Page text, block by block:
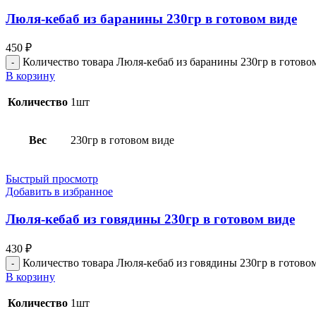
Люля-кебаб из баранины 230гр в готовом виде
450 ₽
Количество товара Люля-кебаб из баранины 230гр в
В корзину
Количество 1шт
Вес 230гр в готовом виде
Быстрый просмотр
Добавить в избранное
Люля-кебаб из говядины 230гр в готовом виде
430 ₽
Количество товара Люля-кебаб из говядины 230гр в
В корзину
Количество 1шт